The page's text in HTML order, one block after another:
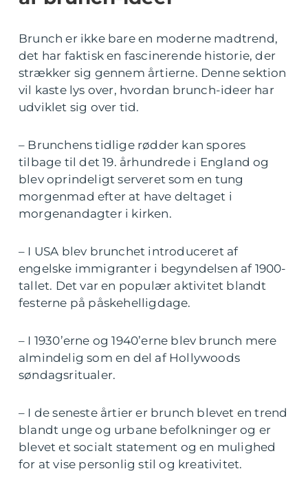
Brunch er ikke bare en moderne madtrend,
det har faktisk en fascinerende historie, der
strækker sig gennem årtierne. Denne sektion
vil kaste lys over, hvordan brunch-ideer har
udviklet sig over tid.
– Brunchens tidlige rødder kan spores
tilbage til det 19. århundrede i England og
blev oprindeligt serveret som en tung
morgenmad efter at have deltaget i
morgenandagter i kirken.
– I USA blev brunchet introduceret af
engelske immigranter i begyndelsen af 1900-
tallet. Det var en populær aktivitet blandt
festerne på påskehelligdage.
– I 1930’erne og 1940’erne blev brunch mere
almindelig som en del af Hollywoods
søndagsritualer.
– I de seneste årtier er brunch blevet en trend
blandt unge og urbane befolkninger og er
blevet et socialt statement og en mulighed
for at vise personlig stil og kreativitet.